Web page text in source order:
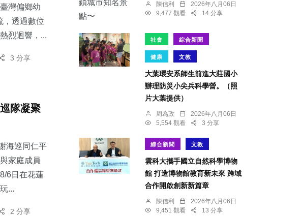
灣偏鄉幼
，透過數位
烈迴響，...
3 分享
隊凝聚
海巡同仁平
家庭成員
6日在花蓮
...
2 分享
陳信利
2026年八月06日
9,477 觀看
14 分享
社會 綜合新聞
健康 文教
大葉環安系師生前進大莊國小
辦理防災小尖兵科學營。（照
片大葉提供）
周為政
2026年八月06日
5,554 觀看
3 分享
綜合新聞 文教
雲科大攜手國立自然科學博物
館 打造博物館教育新未來 跨域
合作開啟創新新篇章
陳信利
2026年八月06日
9,451 觀看
13 分享